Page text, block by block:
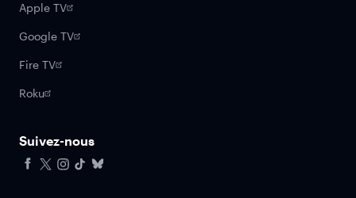
Apple TV
Google TV
Fire TV
Roku
Suivez-nous